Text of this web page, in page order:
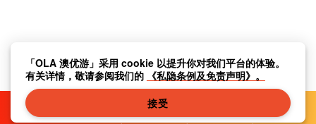
「OLA 澳优游」采用 cookie 以提升你对我们平台的体验。
有关详情，敬请参阅我们的 《私隐条例及免责声明》。
接受